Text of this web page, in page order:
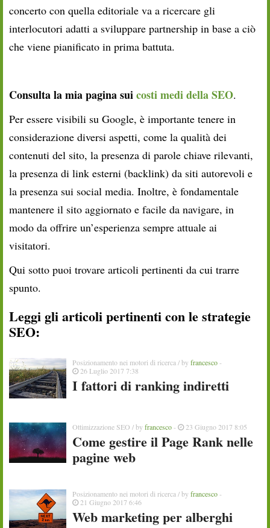
concerto con quella editoriale va a ricercare gli
interlocutori adatti a sviluppare partnership in base a ciò
che viene pianificato in prima battuta.
Consulta la mia pagina suicosti medi della SEO.
Per essere visibili su Google, è importante tenere in
considerazione diversi aspetti, come la qualità dei
contenuti del sito, la presenza di parole chiave rilevanti,
la presenza di link esterni (backlink) da siti autorevoli e
la presenza sui social media. Inoltre, è fondamentale
mantenere il sito aggiornato e facile da navigare, in
modo da offrire un’esperienza sempre attuale ai
visitatori.
Qui sotto puoi trovare articoli pertinenti da cui trarre
spunto.
Leggi gli articoli pertinenti con le strategie
SEO:
Posizionamento nei motori di ricerca/ by francesco-
26 Luglio 2017 7:38
I fattori di ranking indiretti
Ottimizzazione SEO / by francesco- 23 Giugno 2017 8:05
Come gestire il Page Rank nelle
pagine web
Posizionamento nei motori di ricerca/ by francesco-
21 Giugno 2017 6:46
Web marketing per alberghi